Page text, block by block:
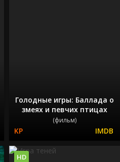
Голодные игры: Баллада о
змеях и певчих птицах
(фильм)
HD